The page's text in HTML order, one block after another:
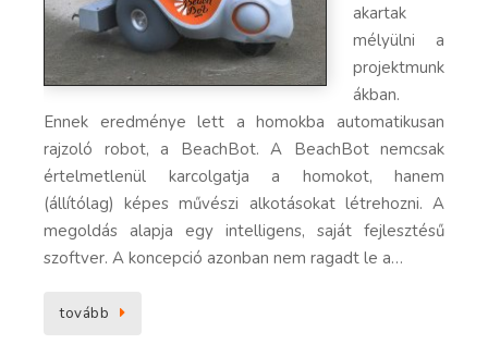
akartak
mélyülni a
projektmunk
ákban.
Ennek eredménye lett a homokba automatikusan
rajzoló robot, a BeachBot. A BeachBot nemcsak
értelmetlenül karcolgatja a homokot, hanem
(állítólag) képes művészi alkotásokat létrehozni. A
megoldás alapja egy intelligens, saját fejlesztésű
szoftver. A koncepció azonban nem ragadt le a…
tovább